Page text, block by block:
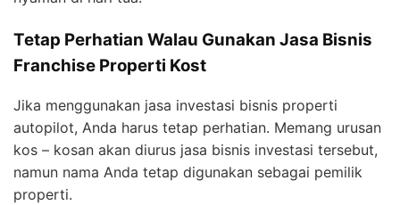
Tetap Perhatian Walau Gunakan Jasa Bisnis
Franchise Properti Kost
Jika menggunakan jasa investasi bisnis properti
autopilot, Anda harus tetap perhatian. Memang urusan
kos – kosan akan diurus jasa bisnis investasi tersebut,
namun nama Anda tetap digunakan sebagai pemilik
properti.